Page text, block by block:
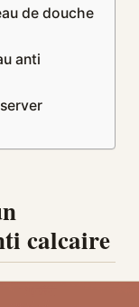
de douche
anti
calcaire